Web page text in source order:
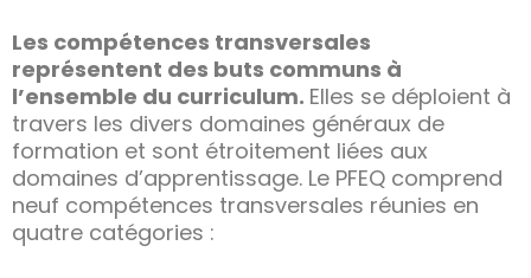
Les compétences transversales
représentent des buts communs à
l’ensemble du curriculum. Elles se déploient à
travers les divers domaines généraux de
formation et sont étroitement liées aux
domaines d’apprentissage. Le PFEQ comprend
neuf compétences transversales réunies en
quatre catégories :